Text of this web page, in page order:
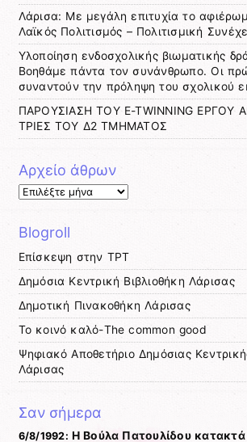
Λάρισα: Με μεγάλη επιτυχία το
Λαϊκός Πολιτισμός – Πολιτισμική
Υλοποίηση ενδοσχολικής βιωματικής
Βοηθάμε πάντα τον συνάνθρωπο. Οι
συναντούν την πρόληψη του σχολικού
ΠΑΡΟΥΣΙΑΣΗ ΤΟΥ E-TWINNING
ΤΡΙΕΣ ΤΟΥ Δ2 ΤΜΗΜΑΤΟΣ
Αρχείο άθρων
Αρχείο
Blogroll
Eπίσκεψη στην TΡΤ
Δημόσια Κεντρική Βιβλιοθήκη Λάρισας
Δημοτική Πινακοθήκη Λάρισας
Το κοινό καλό-The common good
Ψηφιακό Αποθετήριο Δημόσιας
Λάρισας
Σαν σήμερα
6/8/1992: Η Βούλα Πατουλίδου